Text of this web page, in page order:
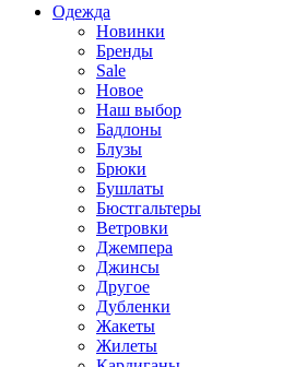
Одежда
Новинки
Бренды
Sale
Новое
Наш выбор
Бадлоны
Блузы
Брюки
Бушлаты
Бюстгальтеры
Ветровки
Джемпера
Джинсы
Другое
Дубленки
Жакеты
Жилеты